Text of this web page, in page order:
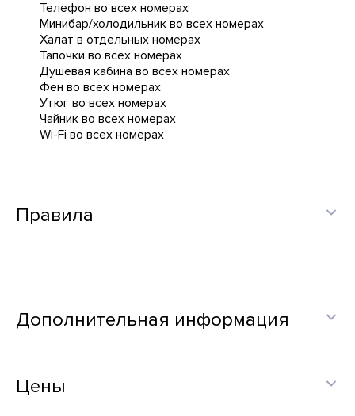
Телефон во всех номерах
Минибар/холодильник во всех номерах
Халат в отдельных номерах
Тапочки во всех номерах
Душевая кабина во всех номерах
Фен во всех номерах
Утюг во всех номерах
Чайник во всех номерах
Wi-Fi во всех номерах
Правила
Дополнительная информация
Цены